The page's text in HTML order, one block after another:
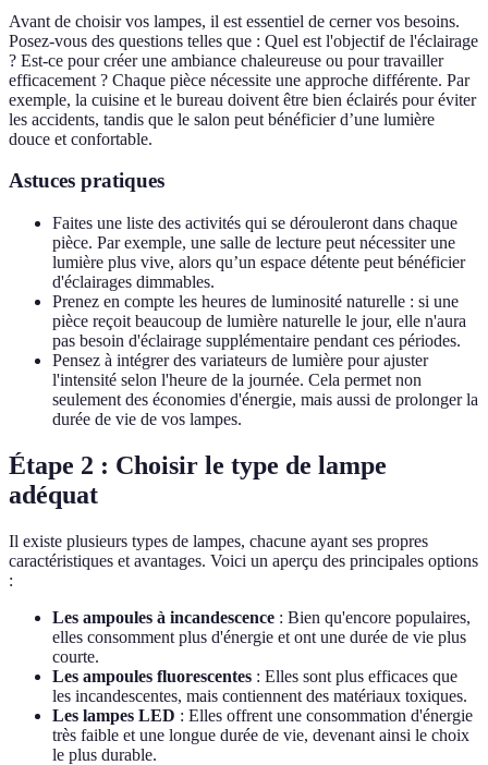
Avant de choisir vos lampes, il est essentiel de cerner vos besoins.
Posez-vous des questions telles que : Quel est l'objectif de l'éclairage
? Est-ce pour créer une ambiance chaleureuse ou pour travailler
efficacement ? Chaque pièce nécessite une approche différente. Par
exemple, la cuisine et le bureau doivent être bien éclairés pour éviter
les accidents, tandis que le salon peut bénéficier d’une lumière
douce et confortable.
Astuces pratiques
Faites une liste des activités qui se dérouleront dans chaque
pièce. Par exemple, une salle de lecture peut nécessiter une
lumière plus vive, alors qu’un espace détente peut bénéficier
d'éclairages dimmables.
Prenez en compte les heures de luminosité naturelle : si une
pièce reçoit beaucoup de lumière naturelle le jour, elle n'aura
pas besoin d'éclairage supplémentaire pendant ces périodes.
Pensez à intégrer des variateurs de lumière pour ajuster
l'intensité selon l'heure de la journée. Cela permet non
seulement des économies d'énergie, mais aussi de prolonger la
durée de vie de vos lampes.
Étape 2 : Choisir le type de lampe
adéquat
Il existe plusieurs types de lampes, chacune ayant ses propres
caractéristiques et avantages. Voici un aperçu des principales options
:
Les ampoules à incandescence : Bien qu'encore populaires,
elles consomment plus d'énergie et ont une durée de vie plus
courte.
Les ampoules fluorescentes : Elles sont plus efficaces que
les incandescentes, mais contiennent des matériaux toxiques.
Les lampes LED : Elles offrent une consommation d'énergie
très faible et une longue durée de vie, devenant ainsi le choix
le plus durable.